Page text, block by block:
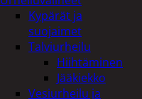
Kypärät ja
suojaimet
Talviurheilu
Hiihtäminen
Jääkiekko
Vesiurheilu ja